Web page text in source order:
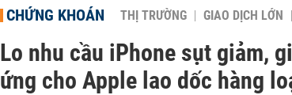
CHỨNG KHOÁN THỊ TRƯỜNG GIAO DỊCH LỚN
Lo nhu cầu iPhone sụt giảm,
ứng cho Apple lao dốc hàng